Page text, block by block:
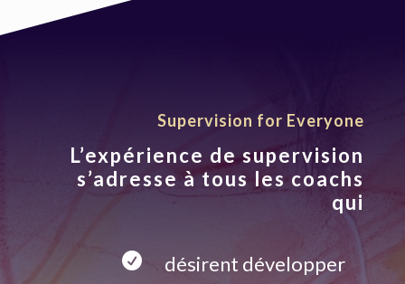
Supervision for Everyone
L’expérience de supervision
s’adresse à tous les coachs
qui

désirent développer